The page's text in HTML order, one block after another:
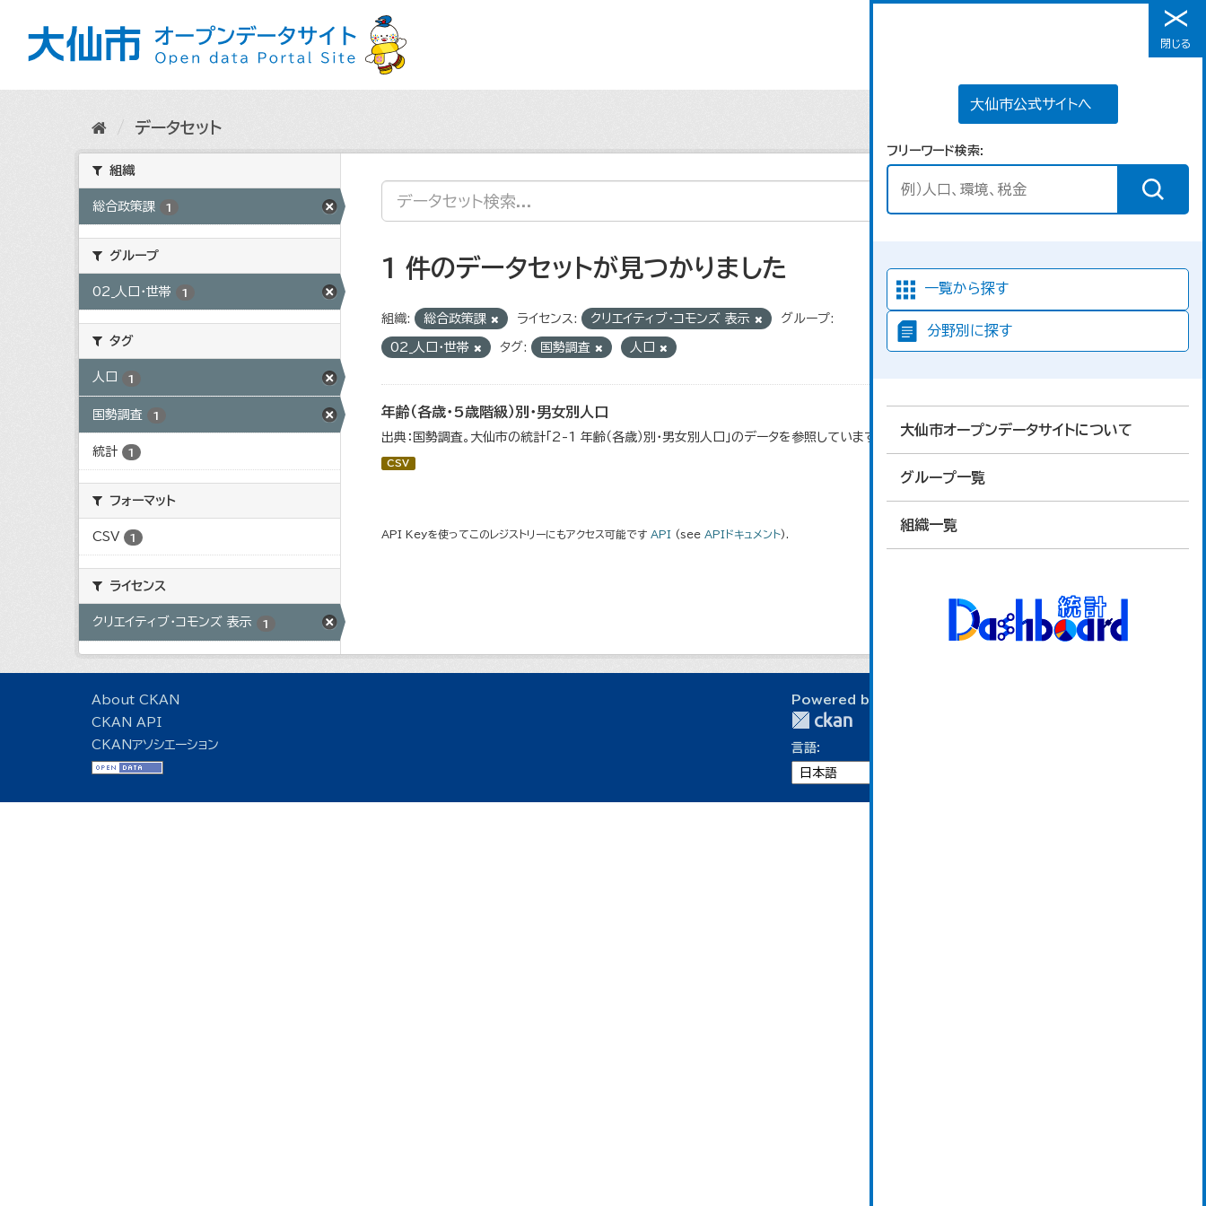
メニュー
大仙市公式サイトへ
フリーワード検索
一覧から探す
分野別に探す
大仙市オープンデータサイトについて
グループ一覧
組織一覧
閉じる
データセット
組織
総合政策課 1
グループ
02_人口・世帯 1
タグ
人口 1
国勢調査 1
統計 1
フォーマット
CSV 1
ライセンス
クリエイティブ・コモンズ 表示 1
1 件のデータセットが見つかりました
組織: 総合政策課 ライセンス: クリエイティブ・コモンズ 表示 グループ:
02_人口・世帯 タグ: 国勢調査 人口
年齢（各歳・5歳階級）別・男女別人口
出典：国勢調査。大仙市の統計「2-1 年齢（各歳）別・男女別人口」のデータを参照しています。
CSV
API Keyを使ってこのレジストリーにもアクセス可能です API (see APIドキュメント).
About CKAN
CKAN API
CKANアソシエーション
Powered by
言語